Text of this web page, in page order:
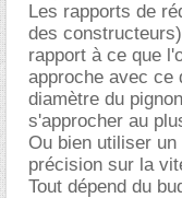
Les rapports de
des
rapport à ce que
approche avec ce
diamètre du
s'approcher au
Ou bien utiliser
précision sur la
Tout dépend du